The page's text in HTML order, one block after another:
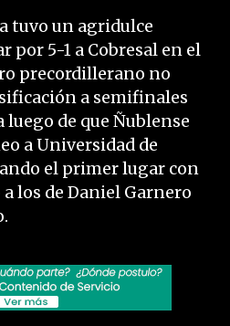
tuvo un agridulce
por 5-1 a Cobresal en el
precordillerano no
a semifinales
luego de que Ñublense
a Universidad de
el primer lugar con
los de Daniel Garnero